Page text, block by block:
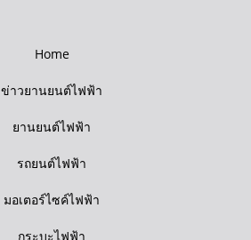
Home
ข่าวยานยนต์ไฟฟ้า
ยานยนต์ไฟฟ้า
รถยนต์ไฟฟ้า
มอเตอร์ไซค์ไฟฟ้า
กระบะไฟฟ้า